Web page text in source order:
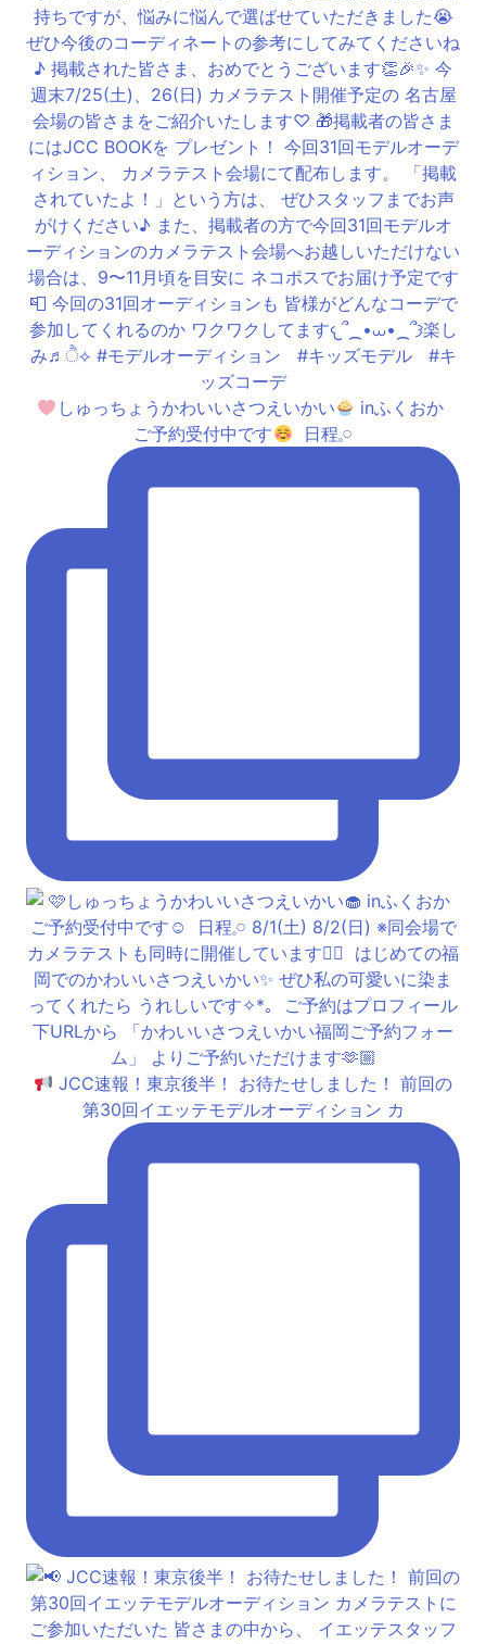
しゅっちょうかわいいさつえいかい
inふくおか ⁡
ご予約受付中です
⁡ 日程𓈒𓏸︎︎︎︎
JCC速報！東京後半！ お待たせしました！ 前回の
第30回イエッテモデルオーディション カ